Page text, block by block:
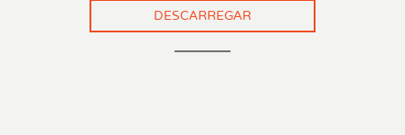
DESCARREGAR